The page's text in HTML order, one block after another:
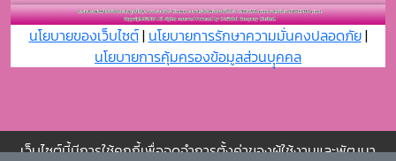
นโยบายของเว็บไซต์| นโยบายการรักษาความมั่นคงปลอดภัย|
นโยบายการคุ้มครองข้อมูลส่วนบุุคคล
เว็บไซต์นี้มีการใช้คุกกี้เพื่อจดจำการตั้งค่าของผู้ใช้งานและพัฒนา